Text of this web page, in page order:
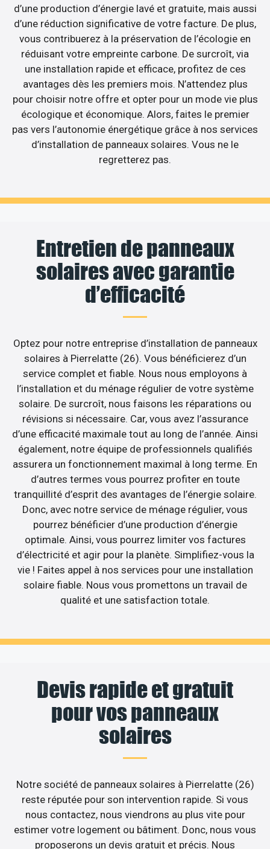
d’une production d’énergie lavé et gratuite, mais aussi
d’une réduction significative de votre facture. De plus,
vous contribuerez à la préservation de l’écologie en
réduisant votre empreinte carbone. De surcroît, via
une installation rapide et efficace, profitez de ces
avantages dès les premiers mois. N’attendez plus
pour choisir notre offre et opter pour un mode vie plus
écologique et économique. Alors, faites le premier
pas vers l’autonomie énergétique grâce à nos services
d’installation de panneaux solaires. Vous ne le
regretterez pas.
Entretien de panneaux
solaires avec garantie
d’efficacité
Optez pour notre entreprise d’installation de panneaux
solaires à Pierrelatte (26). Vous bénéficierez d’un
service complet et fiable. Nous nous employons à
l’installation et du ménage régulier de votre système
solaire. De surcroît, nous faisons les réparations ou
révisions si nécessaire. Car, vous avez l’assurance
d’une efficacité maximale tout au long de l’année. Ainsi
également, notre équipe de professionnels qualifiés
assurera un fonctionnement maximal à long terme. En
d’autres termes vous pourrez profiter en toute
tranquillité d’esprit des avantages de l’énergie solaire.
Donc, avec notre service de ménage régulier, vous
pourrez bénéficier d’une production d’énergie
optimale. Ainsi, vous pourrez limiter vos factures
d’électricité et agir pour la planète. Simplifiez-vous la
vie ! Faites appel à nos services pour une installation
solaire fiable. Nous vous promettons un travail de
qualité et une satisfaction totale.
Devis rapide et gratuit
pour vos panneaux
solaires
Notre société de panneaux solaires à Pierrelatte (26)
reste réputée pour son intervention rapide. Si vous
nous contactez, nous viendrons au plus vite pour
estimer votre logement ou bâtiment. Donc, nous vous
proposerons un devis gratuit et précis. Nous